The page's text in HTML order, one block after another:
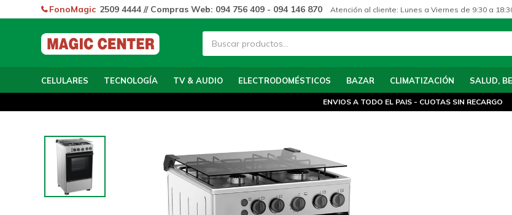
CELULARES TECNOLOGÍA TV & AUDIO ELECTRODOMÉSTICOS BAZAR CLIMATIZACIÓN SALUD,
FonoMagic 2509 4444 // Compras Web: 094 756 409 - 094 146 870 Atención al cliente: Lunes a Viernes de 9:30 a
ENVIOS A TODO EL PAIS - CUOTAS SIN RECARGO